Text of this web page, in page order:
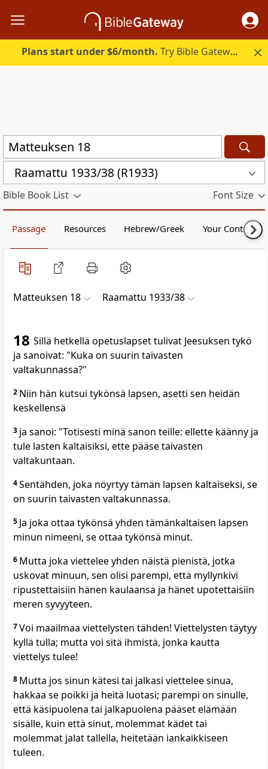
Plans start under $6/month. Try Bible Gateway Plus.
Raamattu 1933/38 (R1933)
Bible Book List Font Size
Passage Resources Hebrew/Greek Your Content
Matteuksen 18 Raamattu 1933/38
18 Sillä hetkellä opetuslapset tulivat Jeesuksen tykö
ja sanoivat: "Kuka on suurin taivasten
valtakunnassa?"
2 Niin hän kutsui tykönsä lapsen, asetti sen heidän
keskellensä
3 ja sanoi: "Totisesti minä sanon teille: ellette käänny ja
tule lasten kaltaisiksi, ette pääse taivasten
valtakuntaan.
4Sentähden, joka nöyrtyy tämän lapsen kaltaiseksi, se
on suurin taivasten valtakunnassa.
5 Ja joka ottaa tykönsä yhden tämänkaltaisen lapsen
minun nimeeni, se ottaa tykönsä minut.
6 Mutta joka viettelee yhden näistä pienistä, jotka
uskovat minuun, sen olisi parempi, että myllynkivi
ripustettaisiin hänen kaulaansa ja hänet upotettaisiin
meren syvyyteen.
7Voi maailmaa viettelysten tähden! Viettelysten täytyy
kyllä tulla; mutta voi sitä ihmistä, jonka kautta
viettelys tulee!
8 Mutta jos sinun kätesi tai jalkasi viettelee sinua,
hakkaa se poikki ja heitä luotasi; parempi on sinulle,
että käsipuolena tai jalkapuolena pääset elämään
sisälle, kuin että sinut, molemmat kädet tai
molemmat jalat tallella, heitetään iankaikkiseen
tuleen.